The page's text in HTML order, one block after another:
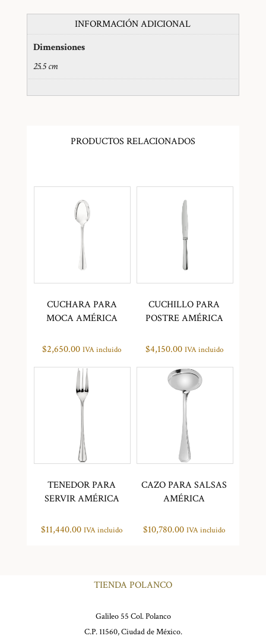
INFORMACIÓN ADICIONAL
Dimensiones
25.5 cm
PRODUCTOS RELACIONADOS
CUCHARA PARA
MOCA AMÉRICA
$2,650.00 IVA incluido
CUCHILLO PARA
POSTRE AMÉRICA
$4,150.00 IVA incluido
TENEDOR PARA
SERVIR AMÉRICA
$11,440.00 IVA incluido
CAZO PARA SALSAS
AMÉRICA
$10,780.00 IVA incluido
TIENDA POLANCO
Galileo 55 Col. Polanco
C.P. 11560, Ciudad de México.